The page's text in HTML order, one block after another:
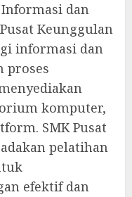
dan
Keunggulan
informasi dan
proses
komputer,
SMK Pusat
pelatihan
efektif dan